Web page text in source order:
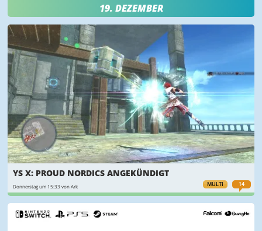
19. DEZEMBER
MULTI 14
YS X: PROUD NORDICS ANGEKÜNDIGT
Donnerstag um 15:33 von Ark